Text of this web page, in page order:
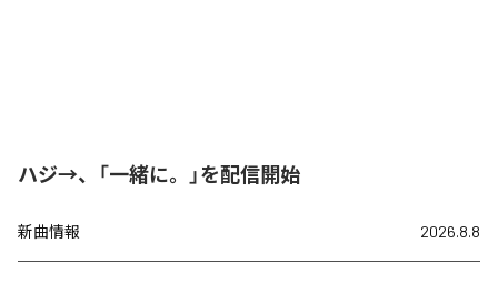
ハジ→、「一緒に。」を配信開始
新曲情報 2026.8.8